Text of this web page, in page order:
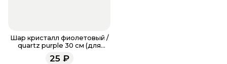
Шар кристалл фиолетовый /
quartz purple 30 см (для
даблстафф)
25₽